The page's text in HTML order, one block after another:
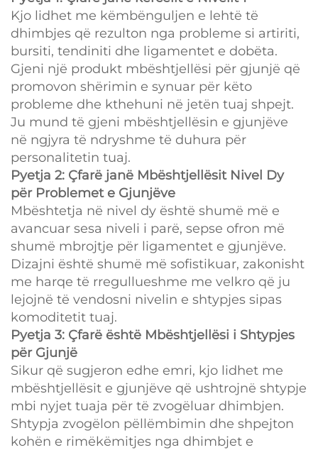
Kjo lidhet me këmbënguljen e lehtë të
dhimbjes që rezulton nga probleme si artiriti,
bursiti, tendiniti dhe ligamentet e dobëta.
Gjeni një produkt mbështjellësi për gjunjë që
promovon shërimin e synuar për këto
probleme dhe kthehuni në jetën tuaj shpejt.
Ju mund të gjeni mbështjellësin e gjunjëve
në ngjyra të ndryshme të duhura për
personalitetin tuaj.
Pyetja 2: Çfarë janë Mbështjellësit Nivel Dy
për Problemet e Gjunjëve
Mbështetja në nivel dy është shumë më e
avancuar sesa niveli i parë, sepse ofron më
shumë mbrojtje për ligamentet e gjunjëve.
Dizajni është shumë më sofistikuar, zakonisht
me harqe të rregullueshme me velkro që ju
lejojnë të vendosni nivelin e shtypjes sipas
komoditetit tuaj.
Pyetja 3: Çfarë është Mbështjellësi i Shtypjes
për Gjunjë
Sikur që sugjeron edhe emri, kjo lidhet me
mbështjellësit e gjunjëve që ushtrojnë shtypje
mbi nyjet tuaja për të zvogëluar dhimbjen.
Shtypja zvogëlon pëllëmbimin dhe shpejton
kohën e rimëkëmitjes nga dhimbjet e